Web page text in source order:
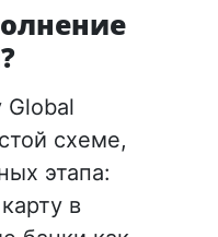
Global
схеме,
этапа:
в